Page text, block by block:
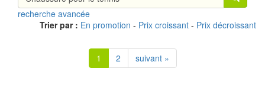
recherche avancée
Trier par : En promotion - Prix croissant - Prix décroissant
1 2 suivant »